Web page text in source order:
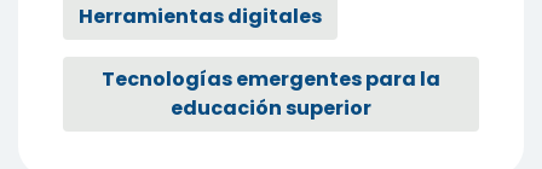
Herramientas digitales
Tecnologías emergentes para la
educación superior